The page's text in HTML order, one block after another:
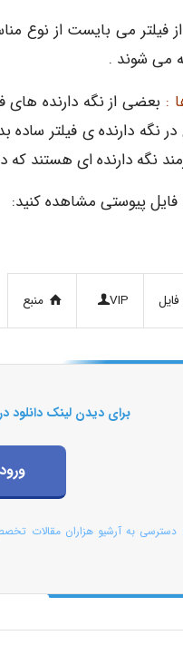
فیلتر می بایست از نوع
می شوند .
: بعضی از نگه دارنده های
نگه دارنده ی فیلتر ساده
نگه دارنده ای هستند
فایل پیوستی مشاهده کنید:
VIP منبع
برای دیدن لینک دانلود
: دسترسی به آرشیو هزاران مقالات